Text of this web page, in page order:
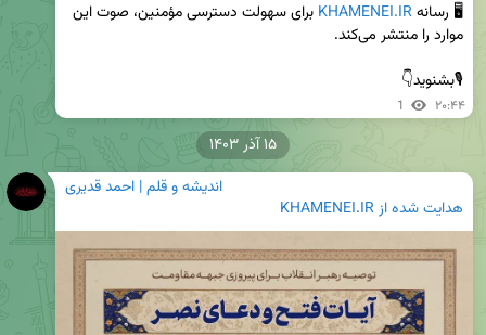
🖥 رسانه KHAMENEI.IR
🎙بشنوید👇
1 ۲۰:۴۴
اندیشه و قلم | احمد قدیری
هدایت شده ازKHAMENEI.IR
۱۵ آذر ۱۴۰۳